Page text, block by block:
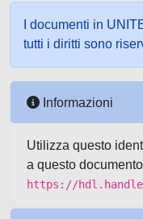
I documenti in
tutti i diritti sono
Informazioni
Utilizza questo
a questo
https://